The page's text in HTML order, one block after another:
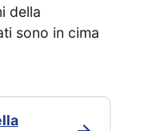
della
sono in cima